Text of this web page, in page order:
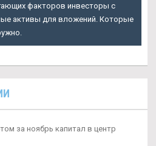
факторов инвесторы с
активы для вложений. Которые
за ноябрь капитал в центр